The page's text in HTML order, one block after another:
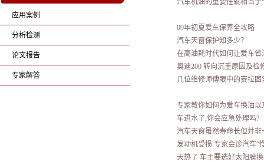
应用案例
分析检测
论文报告
专家解答
汽车机油的重要性就相当于
09年初夏爱车保养全攻略
汽车天窗保护知多少？
在高油耗时代如何让爱车省
奥迪200 转向沉重原因及检
几位维修师傅眼中的赛拉图
专家教你如何为爱车换油以
车进水了,你会应急处理吗?
汽车天窗虽然寿命长但并
发动机受损 专家会诊汽车“
天热了 车主要选好太阳膜